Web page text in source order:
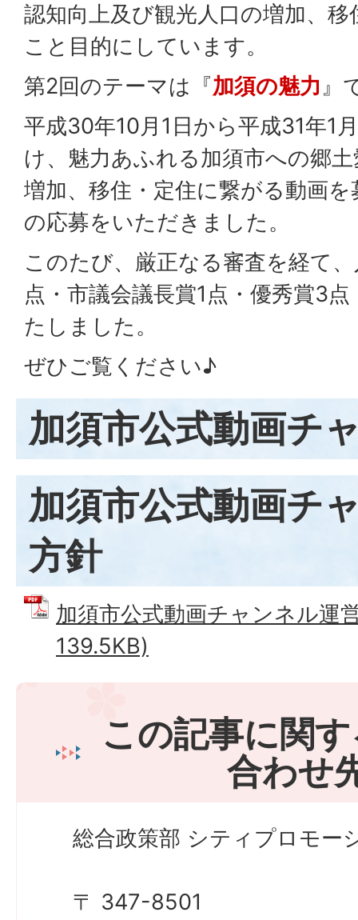
認知向上及び観光人口の増加、
こと目的にしています。
第2回のテーマは『加須の魅力』
平成30年10月1日から平成31年1
け、魅力あふれる加須市への郷
増加、移住・定住に繋がる動画
の応募をいただきました。
このたび、厳正なる審査を経て
点・市議会議長賞1点・優秀賞3
たしました。
ぜひご覧ください♪
加須市公式動画チ
加須市公式動画チ
方針
加須市公式動画チャンネル運
139.5KB)
この記事に関
合わせ
総合政策部 シティプロモー
〒 347-8501